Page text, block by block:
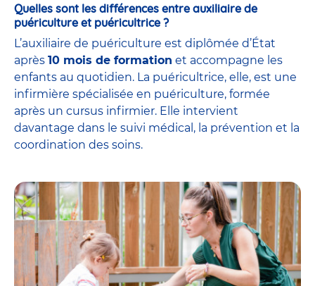
Quelles sont les différences entre auxiliaire de
puériculture et puéricultrice ?
L’auxiliaire de puériculture est diplômée d’État
après 10 mois de formation et accompagne les
enfants au quotidien. La puéricultrice, elle, est une
infirmière spécialisée en puériculture, formée
après un cursus infirmier. Elle intervient
davantage dans le suivi médical, la prévention et la
coordination des soins.